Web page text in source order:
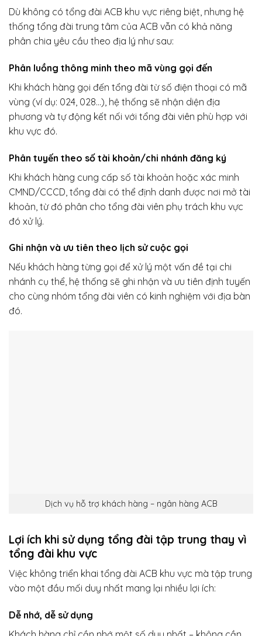
Dù không có tổng đài ACB khu vực riêng biệt, nhưng hệ
thống tổng đài trung tâm của ACB vẫn có khả năng
phân chia yêu cầu theo địa lý như sau:
Phân luồng thông minh theo mã vùng gọi đến
Khi khách hàng gọi đến tổng đài từ số điện thoại có mã
vùng (ví dụ: 024, 028…), hệ thống sẽ nhận diện địa
phương và tự động kết nối với tổng đài viên phù hợp với
khu vực đó.
Phân tuyến theo số tài khoản/chi nhánh đăng ký
Khi khách hàng cung cấp số tài khoản hoặc xác minh
CMND/CCCD, tổng đài có thể định danh được nơi mở tài
khoản, từ đó phân cho tổng đài viên phụ trách khu vực
đó xử lý.
Ghi nhận và ưu tiên theo lịch sử cuộc gọi
Nếu khách hàng từng gọi để xử lý một vấn đề tại chi
nhánh cụ thể, hệ thống sẽ ghi nhận và ưu tiên định tuyến
cho cùng nhóm tổng đài viên có kinh nghiệm với địa bàn
đó.
Dịch vụ hỗ trợ khách hàng – ngân hàng ACB
Lợi ích khi sử dụng tổng đài tập trung thay vì
tổng đài khu vực
Việc không triển khai tổng đài ACB khu vực mà tập trung
vào một đầu mối duy nhất mang lại nhiều lợi ích:
Dễ nhớ, dễ sử dụng